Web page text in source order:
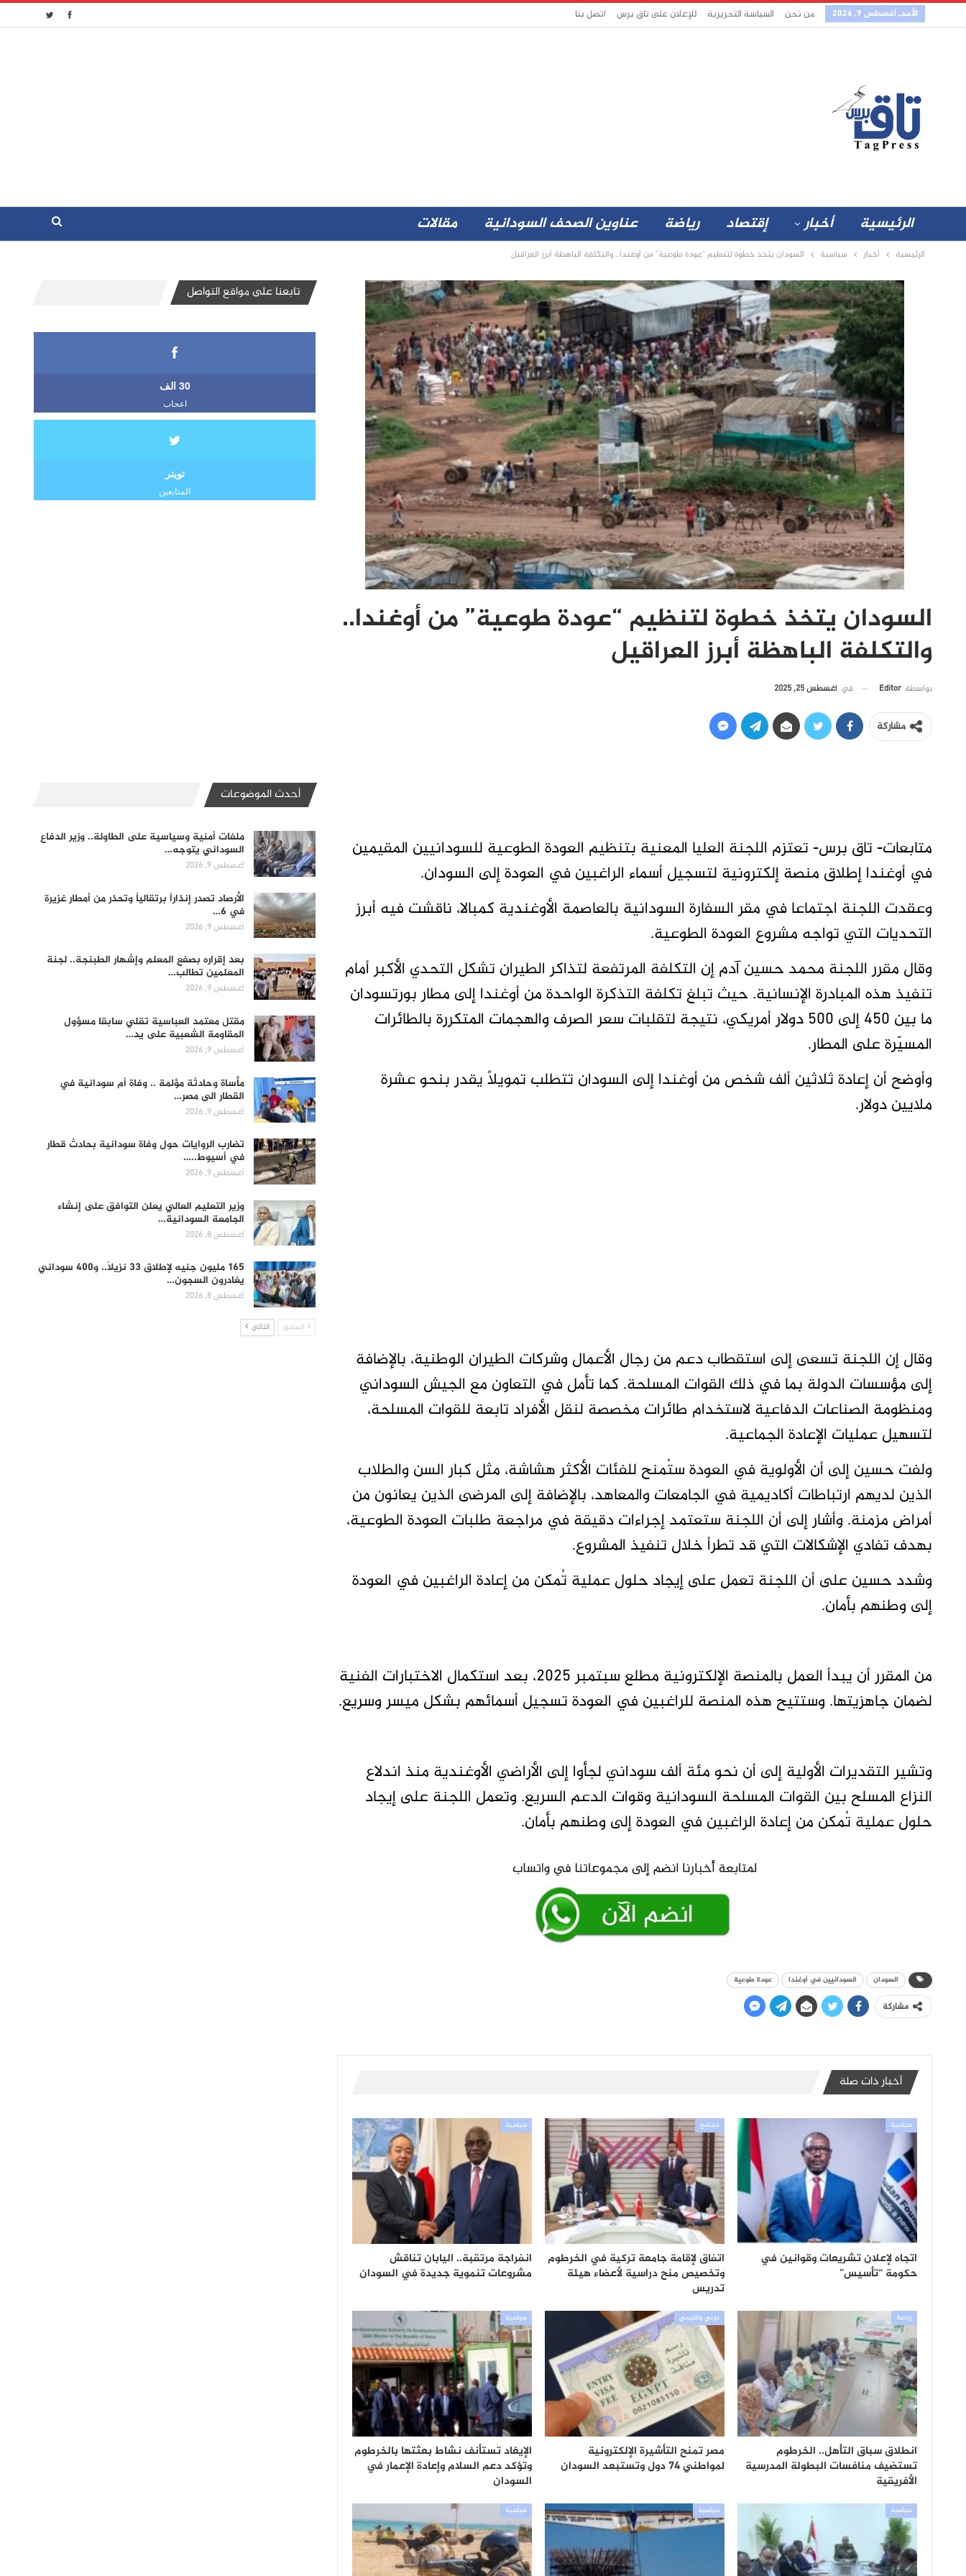
الأحد, أغسطس 9, 2026 من نحن السياسة التحريرية للإعلان على تاق برس اتصل بنا
الرئيسية أخبار إقتصاد رياضة عناوين الصحف السودانية مقالات
الرئيسية أخبار سياسية السودان يتخذ خطوة لتنظيم “عودة طوعية” من أوغندا.. والتكلفة الباهظة أبرز العراقيل
السودان يتخذ خطوة لتنظيم “عودة طوعية” من أوغندا..
والتكلفة الباهظة أبرز العراقيل
بواسطة Editor في أغسطس 25, 2025
مشاركة
متابعات- تاق برس- تعتزم اللجنة العليا المعنية بتنظيم العودة الطوعية للسودانيين المقيمين
في أوغندا إطلاق منصة إلكترونية لتسجيل أسماء الراغبين في العودة إلى السودان.
وعقدت اللجنة اجتماعا في مقر السفارة السودانية بالعاصمة الأوغندية كمبالا، ناقشت فيه أبرز
التحديات التي تواجه مشروع العودة الطوعية.
وقال مقرر اللجنة محمد حسين آدم إن التكلفة المرتفعة لتذاكر الطيران تشكل التحدي الأكبر أمام
تنفيذ هذه المبادرة الإنسانية. حيث تبلغ تكلفة التذكرة الواحدة من أوغندا إلى مطار بورتسودان
ما بين 450 إلى 500 دولار أمريكي، نتيجة لتقلبات سعر الصرف والهجمات المتكررة بالطائرات
المسيّرة على المطار.
وأوضح أن إعادة ثلاثين ألف شخص من أوغندا إلى السودان تتطلب تمويلًا يقدر بنحو عشرة
ملايين دولار.
وقال إن اللجنة تسعى إلى استقطاب دعم من رجال الأعمال وشركات الطيران الوطنية، بالإضافة
إلى مؤسسات الدولة بما في ذلك القوات المسلحة. كما تأمل في التعاون مع الجيش السوداني
ومنظومة الصناعات الدفاعية لاستخدام طائرات مخصصة لنقل الأفراد تابعة للقوات المسلحة،
لتسهيل عمليات الإعادة الجماعية.
ولفت حسين إلى أن الأولوية في العودة ستُمنح للفئات الأكثر هشاشة، مثل كبار السن والطلاب
الذين لديهم ارتباطات أكاديمية في الجامعات والمعاهد، بالإضافة إلى المرضى الذين يعانون من
أمراض مزمنة. وأشار إلى أن اللجنة ستعتمد إجراءات دقيقة في مراجعة طلبات العودة الطوعية،
بهدف تفادي الإشكالات التي قد تطرأ خلال تنفيذ المشروع.
وشدد حسين على أن اللجنة تعمل على إيجاد حلول عملية تُمكن من إعادة الراغبين في العودة
إلى وطنهم بأمان.
من المقرر أن يبدأ العمل بالمنصة الإلكترونية مطلع سبتمبر 2025، بعد استكمال الاختبارات الفنية
لضمان جاهزيتها. وستتيح هذه المنصة للراغبين في العودة تسجيل أسمائهم بشكل ميسر وسريع.
وتشير التقديرات الأولية إلى أن نحو مئة ألف سوداني لجأوا إلى الأراضي الأوغندية منذ اندلاع
النزاع المسلح بين القوات المسلحة السودانية وقوات الدعم السريع. وتعمل اللجنة على إيجاد
حلول عملية تُمكن من إعادة الراغبين في العودة إلى وطنهم بأمان.
السودان السودانيين في أوغندا عودة طوعية
مشاركة
أخبار ذات صلة
سياسية
اتجاه لإعلان تشريعات وقوانين في
حكومة “تأسيس”
مجتمع
اتفاق لإقامة جامعة تركية في الخرطوم
وتخصيص منح دراسية لأعضاء هيئة
تدريس
سياسية
انفراجة مرتقبة.. اليابان تناقش
مشروعات تنموية جديدة في السودان
رياضة
انطلاق سباق التأهل.. الخرطوم
تستضيف منافسات البطولة المدرسية
الأفريقية
دولي واقليمي
مصر تمنح التأشيرة الإلكترونية
لمواطني 74 دول وتستبعد السودان
سياسية
الإيغاد تستأنف نشاط بعثتها بالخرطوم
وتؤكد دعم السلام وإعادة الإعمار في
السودان
سياسية سياسية سياسية
تابعنا على مواقع التواصل
30 الف
اعجاب
تويتر
المتابعين
أحدث الموضوعات
ملفات أمنية وسياسية على الطاولة.. وزير الدفاع
السوداني يتوجه…
أغسطس 9, 2026
الأرصاد تصدر إنذاراً برتقالياً وتحذر من أمطار غزيرة
في 6…
أغسطس 9, 2026
بعد إقراره بصفع المعلم وإشهار الطبنجة.. لجنة
المعلمين تطالب…
أغسطس 9, 2026
مقتل معتمد العباسية تقلي سابقا مسؤول
المقاومة الشعبية على يد…
أغسطس 9, 2026
مأساة وحادثة مؤلمة .. وفاة أم سودانية في
القطار الى مصر…
أغسطس 9, 2026
تضارب الروايات حول وفاة سودانية بحادث قطار
في أسيوط..…
أغسطس 9, 2026
وزير التعليم العالي يعلن التوافق على إنشاء
الجامعة السودانية…
أغسطس 8, 2026
165 مليون جنيه لإطلاق 33 نزيلاً.. و400 سوداني
يغادرون السجون…
أغسطس 8, 2026
السابق التالي